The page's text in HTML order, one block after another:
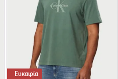
Ευκαιρία